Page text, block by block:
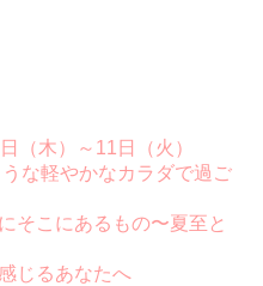
（木）～11日（火）
な軽やかなカラダで過ご
そこにあるもの〜夏至と
じるあなたへ